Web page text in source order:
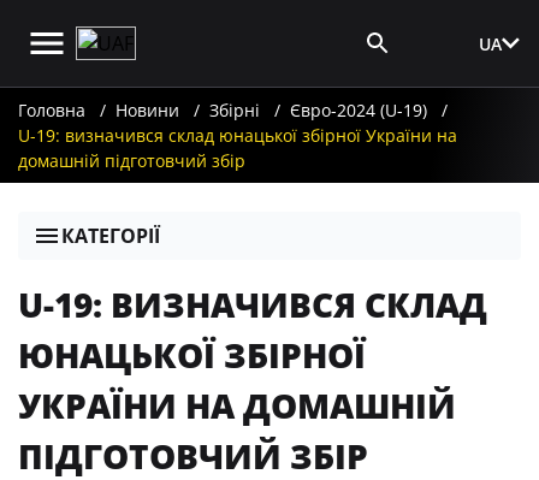
UA
Головна Новини Збірні
Євро-2024 (U-19)
U-19: визначився склад юнацької збірної України на
домашній підготовчий збір
КАТЕГОРІЇ
U-19: ВИЗНАЧИВСЯ СКЛАД
ЮНАЦЬКОЇ ЗБІРНОЇ
УКРАЇНИ НА ДОМАШНІЙ
ПІДГОТОВЧИЙ ЗБІР